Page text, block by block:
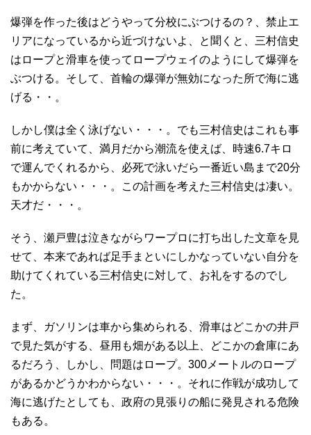
爆弾を作った後はどうやって分校にぶつけるの？、禁止エ
リアになっているから近づけないよ、と聞くと、三村信史
はロープと滑車を使ってロープウェイのようにして爆弾を
ぶつける。そして、首輪の爆弾が無効になった所で海に逃
げる・・。
しかし僕は全く泳げない・・・。でも三村信史はこれも事
前に考えていて、満月だから潮流を使えば、時速6.7キロ
で運んでくれるから、必死で泳いだら一番近い島まで20分
もかからない・・・。この計画を考えた三村信史は凄い。
天才だ・・・。
そう、瀬戸豊は泣きながらワープロに打ち出した文章を見
せて、本来であれば足手まといにしかなっていない自分を
助けてくれている三村信史に対して、お礼をするのでし
た。
まず、ガソリンは車から集められる、滑車はどこかの井戸
で見た気がする、昼用も畑がある以上、どこかの倉庫にあ
るだろう、しかし、問題はロープ。300メートルのロープ
があるかどうかわからない・・・。それに作戦が成功して
海に逃げたとしても、政府の見張りの船に発見される危険
もある。